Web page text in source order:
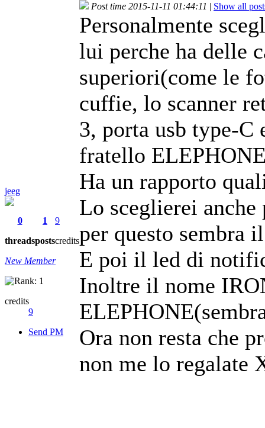
jeeg
0
threads
1
posts
9
credits
New Member
credits
9
Send PM
Post time 2015-11-11 01:44:11 | Show all
Personalmente
lui perche ha delle
superiori(come le
cuffie, lo scanner
3, porta usb type-C
fratello
Ha un rapporto
Lo sceglierei
per questo sembra
E poi il led di
Inoltre il nome
Ora non resta che
non me lo regalate